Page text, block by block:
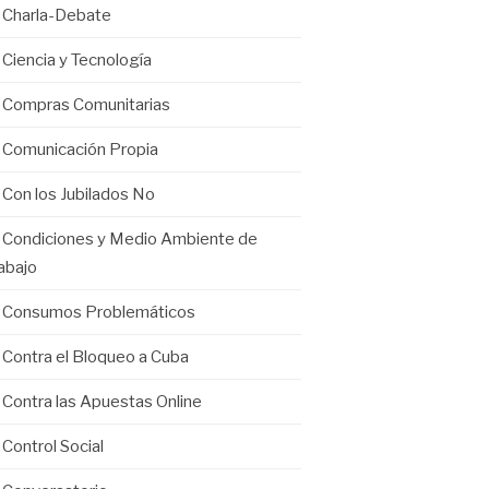
Charla-Debate
Ciencia y Tecnología
Compras Comunitarias
Comunicación Propia
Con los Jubilados No
Condiciones y Medio Ambiente de
Consumos Problemáticos
Contra el Bloqueo a Cuba
Contra las Apuestas Online
Control Social